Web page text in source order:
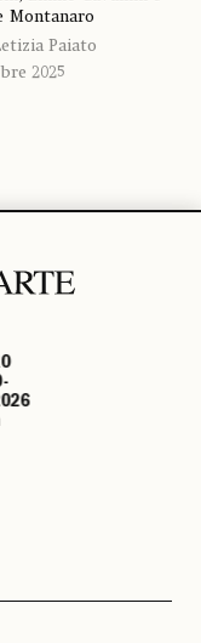
Montanaro
Paiato
2025